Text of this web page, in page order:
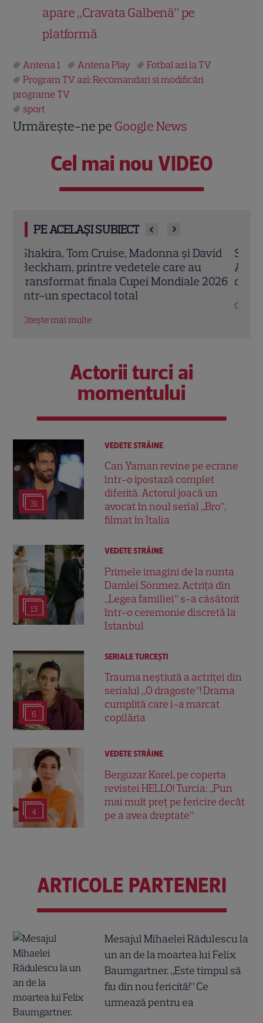
apare „Cravata Galbenă” pe
platformă
Antena 1 Antena Play
Fotbal azi la TV
Program TV azi: Recomandari si modificări
programe TV
sport
Urmărește-ne pe Google News
Cel mai nou VIDEO
PE ACELAȘI SUBIECT
Show în stil Super Bowl la finala Spania –
Argentina! Ce post TV îl difuzează, în loc
de Antena 1
Citește mai multe
Actorii turci ai
momentului
31
VEDETE STRĂINE
Can Yaman revine pe ecrane
într-o ipostază complet
diferită. Actorul joacă un
avocat în noul serial „Bro”,
filmat în Italia
13
VEDETE STRĂINE
Primele imagini de la nunta
Damlei Sönmez. Actrița din
„Legea familiei” s-a căsătorit
într-o ceremonie discretă la
Istanbul
6
SERIALE TURCEŞTI
Trauma neștiută a actriței din
serialul „O dragoste”! Drama
cumplită care i-a marcat
copilăria
4
VEDETE STRĂINE
Bergüzar Korel, pe coperta
revistei HELLO! Turcia: „Pun
mai mult preț pe fericire decât
pe a avea dreptate”
ARTICOLE PARTENERI
Mesajul Mihaelei Rădulescu la
un an de la moartea lui Felix
Baumgartner. „Este timpul să
fiu din nou fericită!” Ce
urmează pentru ea